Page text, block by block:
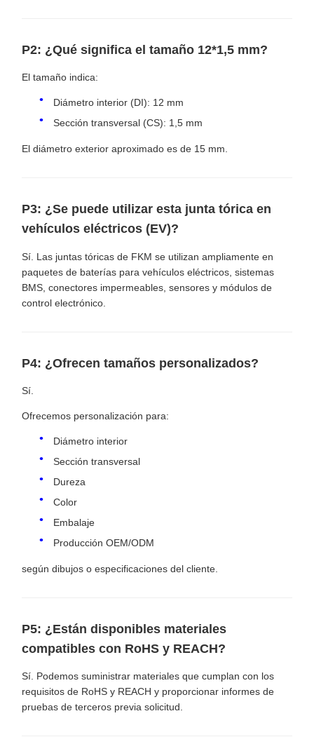
P2: ¿Qué significa el tamaño 12*1,5 mm?
El tamaño indica:
Diámetro interior (DI): 12 mm
Sección transversal (CS): 1,5 mm
El diámetro exterior aproximado es de 15 mm.
P3: ¿Se puede utilizar esta junta tórica en
vehículos eléctricos (EV)?
Sí. Las juntas tóricas de FKM se utilizan ampliamente en
paquetes de baterías para vehículos eléctricos, sistemas
BMS, conectores impermeables, sensores y módulos de
control electrónico.
P4: ¿Ofrecen tamaños personalizados?
Sí.
Ofrecemos personalización para:
Diámetro interior
Sección transversal
Dureza
Color
Embalaje
Producción OEM/ODM
según dibujos o especificaciones del cliente.
P5: ¿Están disponibles materiales
compatibles con RoHS y REACH?
Sí. Podemos suministrar materiales que cumplan con los
requisitos de RoHS y REACH y proporcionar informes de
pruebas de terceros previa solicitud.